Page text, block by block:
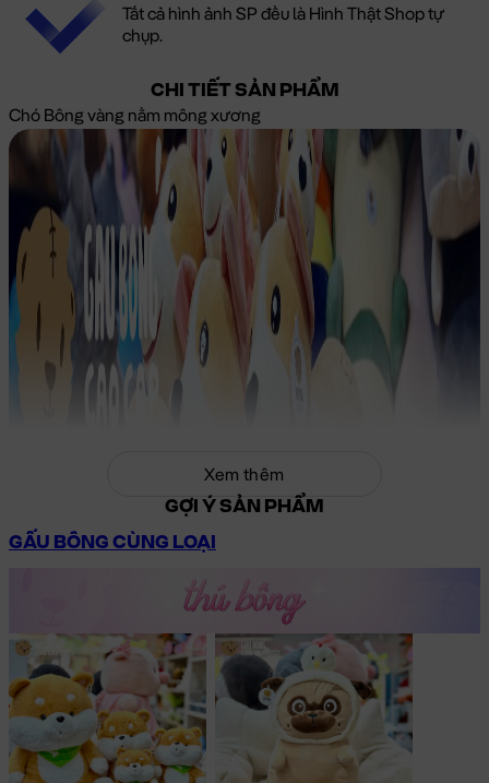
Tất cả hình ảnh SP đều là Hình Thật Shop tự
chụp.
CHI TIẾT SẢN PHẨM
Chó Bông vàng nằm mông xương
Xem thêm
GỢI Ý SẢN PHẨM
GẤU BÔNG CÙNG LOẠI